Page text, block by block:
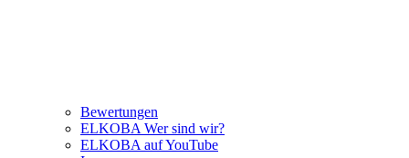
Bewertungen
ELKOBA Wer sind wir?
ELKOBA auf YouTube